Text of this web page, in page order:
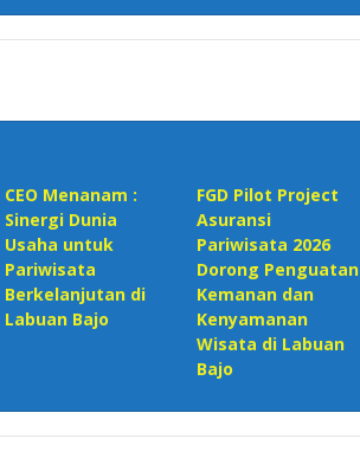
CEO Menanam :
Sinergi Dunia
Usaha untuk
Pariwisata
Berkelanjutan di
Labuan Bajo
FGD Pilot Project
Asuransi
Pariwisata 2026
Dorong Penguatan
Kemanan dan
Kenyamanan
Wisata di Labuan
Bajo